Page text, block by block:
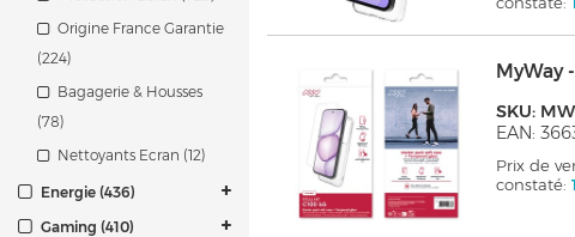
Origine France Garantie
(224)
Bagagerie & Housses
(78)
Nettoyants Ecran (12)
Energie (436)
Gaming (410)
MyWay
SKU:
EAN:
Prix de
constaté: